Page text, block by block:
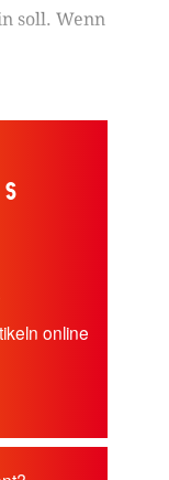
soll. Wenn
online